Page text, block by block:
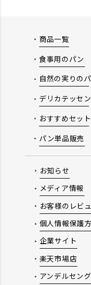
商品一覧
食事用のパン
自然の実りの
デリカテッセン
おすすめセット
パン単品販売
お知らせ
メディア情報
お客様のレビ
個人情報保護
企業サイト
楽天市場店
アンデルセン